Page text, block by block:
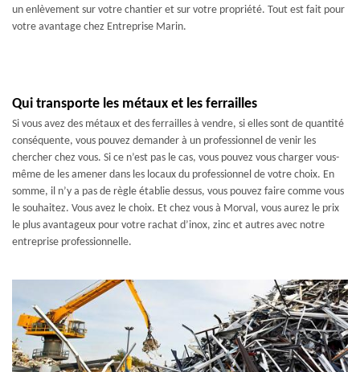
un enlèvement sur votre chantier et sur votre propriété. Tout est fait pour
votre avantage chez Entreprise Marin.
Qui transporte les métaux et les ferrailles
Si vous avez des métaux et des ferrailles à vendre, si elles sont de quantité
conséquente, vous pouvez demander à un professionnel de venir les
chercher chez vous. Si ce n’est pas le cas, vous pouvez vous charger vous-
même de les amener dans les locaux du professionnel de votre choix. En
somme, il n’y a pas de règle établie dessus, vous pouvez faire comme vous
le souhaitez. Vous avez le choix. Et chez vous à Morval, vous aurez le prix
le plus avantageux pour votre rachat d’inox, zinc et autres avec notre
entreprise professionnelle.